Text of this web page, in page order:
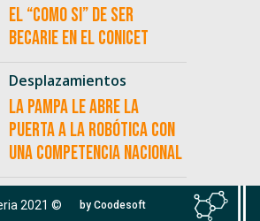
El “como si” de ser
becarie en el CONICET
Desplazamientos
La Pampa le abre la
puerta a la robótica con
una competencia nacional
2021 © by Coodesoft